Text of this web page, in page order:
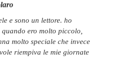
ero molto piccolo,
molto speciale che invece
riempiva le mie giornate